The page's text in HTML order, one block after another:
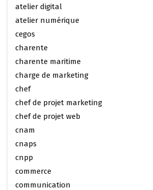
atelier digital
atelier numérique
cegos
charente
charente maritime
charge de marketing
chef
chef de projet marketing
chef de projet web
cnam
cnaps
cnpp
commerce
communication